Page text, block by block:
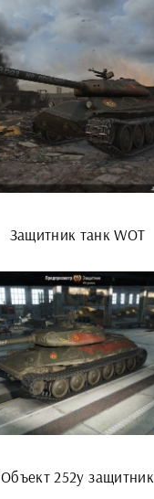
Защитник танк WOT
Объект 252у защитник